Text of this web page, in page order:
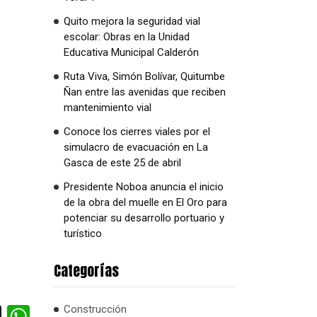
Quito mejora la seguridad vial
escolar: Obras en la Unidad
Educativa Municipal Calderón
Ruta Viva, Simón Bolívar, Quitumbe
Ñan entre las avenidas que reciben
mantenimiento vial
Conoce los cierres viales por el
simulacro de evacuación en La
Gasca de este 25 de abril
Presidente Noboa anuncia el inicio
de la obra del muelle en El Oro para
potenciar su desarrollo portuario y
turístico
Categorías
Construcción